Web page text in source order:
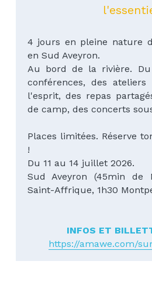
4 jours en pleine nature
en Sud Aveyron.
Au bord de la rivière. Du
conférences, des
l'esprit, des repas
de camp, des concerts
Places limitées. Réserve
!
Du 11 au 14 juillet 2026.
Sud Aveyron (45min de
Saint-Affrique, 1h30
https://amawe.com/